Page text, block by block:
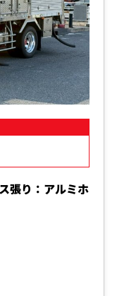
張り：アルミホ